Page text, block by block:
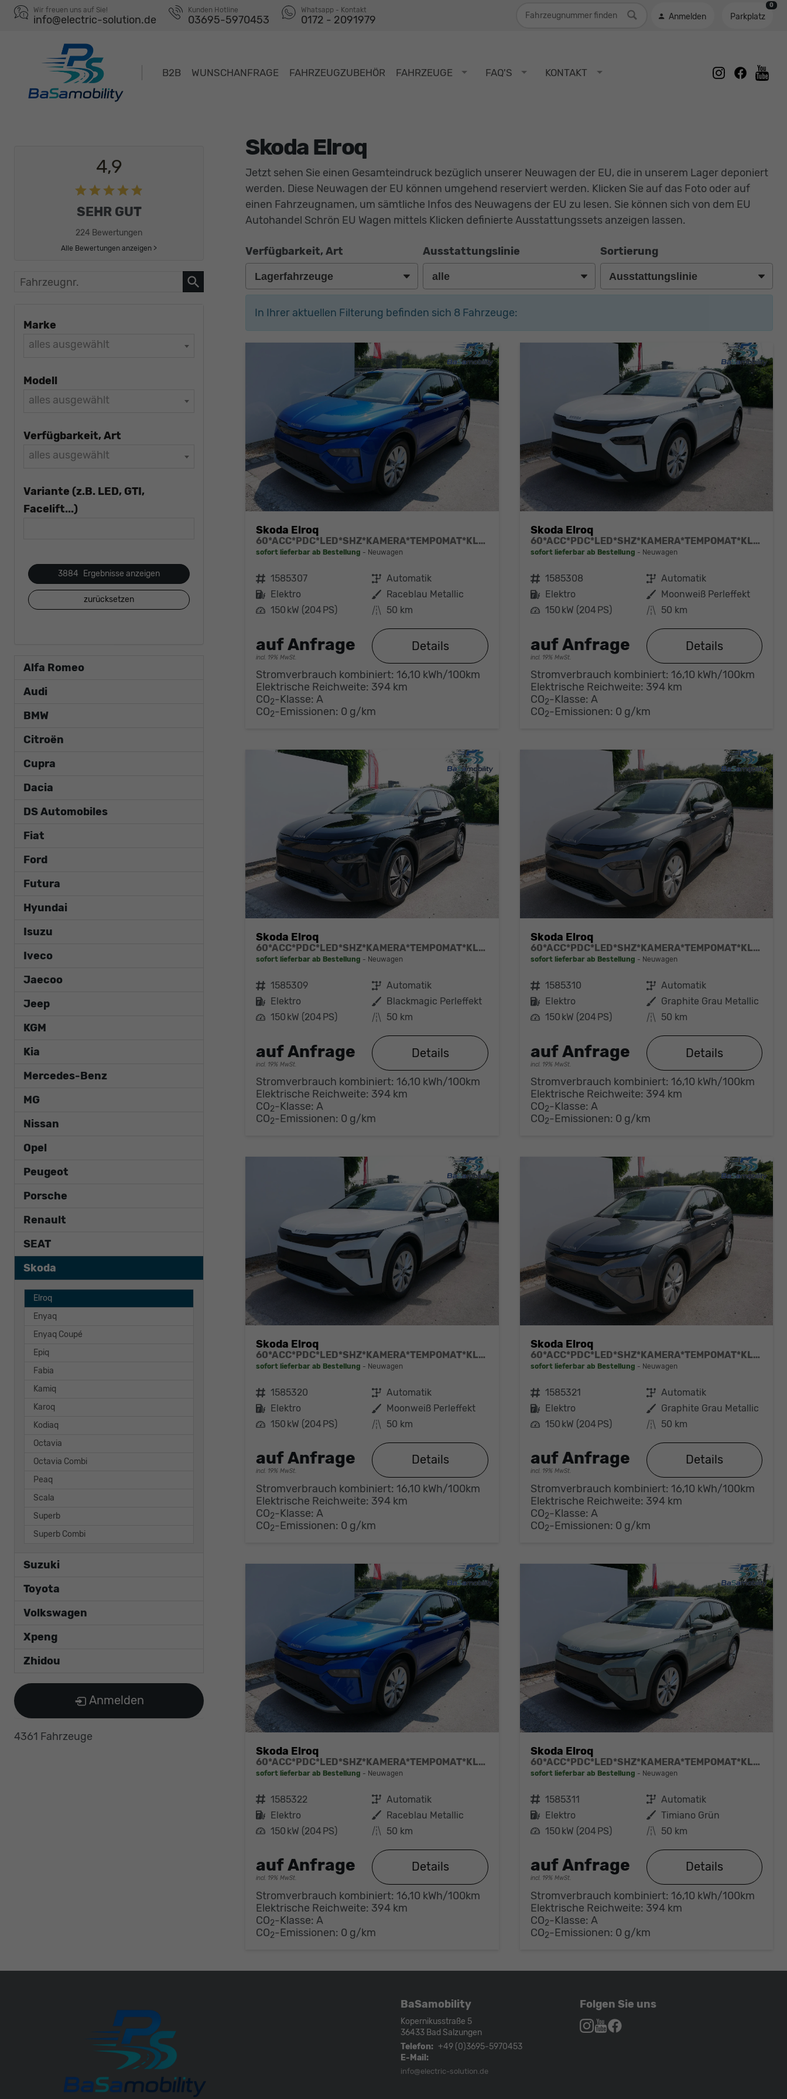
Wir freuen uns auf Sie!
info@electric-solution.de
Kunden Hotline
03695-5970453
Whatsapp - Kontakt
0172 - 2091979 Anmelden Parkplatz
0
B2B WUNSCHANFRAGE FAHRZEUGZUBEHÖR FAHRZEUGE FAQ'S KONTAKT instagram
facebook
Skoda Elroq
Jetzt sehen Sie einen Gesamteindruck bezüglich unserer Neuwagen der EU, die in unserem Lager deponiert
werden. Diese Neuwagen der EU können umgehend reserviert werden. Klicken Sie auf das Foto oder auf
einen Fahrzeugnamen, um sämtliche Infos des Neuwagens der EU zu lesen. Sie können sich von dem EU
Autohandel Schrön EU Wagen mittels Klicken definierte Ausstattungssets anzeigen lassen.
Verfügbarkeit, Art Ausstattungslinie Sortierung
In Ihrer aktuellen Filterung befinden sich 8 Fahrzeuge:
Skoda Elroq
60*ACC*PDC*LED*SHZ*KAMERA*TEMPOMAT*KLIMA*SMARTLINK*EL-HECKKLAPPE*19-ZOLL
sofort lieferbar ab Bestellung Neuwagen
Fahrzeugnr. 1585307 Getriebe Automatik
Kraftstoff
Elektro Außenfarbe
Raceblau Metallic
Leistung 150 kW (204 PS) Kilometerstand 50 km
auf Anfrage
incl. 19% MwSt.
Details
Stromverbrauch kombiniert: 16,10 kWh/100km
Elektrische Reichweite: 394 km
CO2-Klasse: A
CO2-Emissionen: 0 g/km
Skoda Elroq
60*ACC*PDC*LED*SHZ*KAMERA*TEMPOMAT*KLIMA*SMARTLINK*EL-HECKKLAPPE*19-ZOLL
sofort lieferbar ab Bestellung Neuwagen
Fahrzeugnr. 1585308 Getriebe Automatik
Kraftstoff
Elektro Außenfarbe
Moonweiß Perleffekt
Leistung 150 kW (204 PS) Kilometerstand 50 km
auf Anfrage
incl. 19% MwSt.
Details
Stromverbrauch kombiniert: 16,10 kWh/100km
Elektrische Reichweite: 394 km
CO2-Klasse: A
CO2-Emissionen: 0 g/km
Skoda Elroq
60*ACC*PDC*LED*SHZ*KAMERA*TEMPOMAT*KLIMA*SMARTLINK*EL-HECKKLAPPE*19-ZOLL
sofort lieferbar ab Bestellung Neuwagen
Fahrzeugnr. 1585309 Getriebe Automatik
Kraftstoff
Elektro Außenfarbe
Blackmagic Perleffekt
Leistung 150 kW (204 PS) Kilometerstand 50 km
auf Anfrage
incl. 19% MwSt.
Details
Stromverbrauch kombiniert: 16,10 kWh/100km
Elektrische Reichweite: 394 km
CO2-Klasse: A
CO2-Emissionen: 0 g/km
Skoda Elroq
60*ACC*PDC*LED*SHZ*KAMERA*TEMPOMAT*KLIMA*SMARTLINK*EL-HECKKLAPPE*19-ZOLL
sofort lieferbar ab Bestellung Neuwagen
Fahrzeugnr. 1585310 Getriebe Automatik
Kraftstoff
Elektro Außenfarbe Graphite Grau Metallic
Leistung 150 kW (204 PS) Kilometerstand 50 km
auf Anfrage
incl. 19% MwSt.
Details
Stromverbrauch kombiniert: 16,10 kWh/100km
Elektrische Reichweite: 394 km
CO2-Klasse: A
CO2-Emissionen: 0 g/km
Skoda Elroq
60*ACC*PDC*LED*SHZ*KAMERA*TEMPOMAT*KLIMA*SMARTLINK*EL-HECKKLAPPE*19-ZOLL
sofort lieferbar ab Bestellung Neuwagen
Fahrzeugnr. 1585320 Getriebe Automatik
Kraftstoff Elektro Außenfarbe Moonweiß Perleffekt
Leistung 150 kW (204 PS) Kilometerstand 50 km
auf Anfrage
incl. 19% MwSt.
Details
Stromverbrauch kombiniert: 16,10 kWh/100km
Elektrische Reichweite: 394 km
CO2-Klasse: A
CO2-Emissionen: 0 g/km
Skoda Elroq
60*ACC*PDC*LED*SHZ*KAMERA*TEMPOMAT*KLIMA*SMARTLINK*EL-HECKKLAPPE*19-ZOLL
sofort lieferbar ab Bestellung Neuwagen
Fahrzeugnr. 1585321 Getriebe Automatik
Kraftstoff Elektro Außenfarbe Graphite Grau Metallic
Leistung 150 kW (204 PS) Kilometerstand 50 km
auf Anfrage
incl. 19% MwSt.
Details
Stromverbrauch kombiniert: 16,10 kWh/100km
Elektrische Reichweite: 394 km
CO2-Klasse: A
CO2-Emissionen: 0 g/km
Skoda Elroq
60*ACC*PDC*LED*SHZ*KAMERA*TEMPOMAT*KLIMA*SMARTLINK*EL-HECKKLAPPE*19-ZOLL
sofort lieferbar ab Bestellung Neuwagen
Fahrzeugnr. 1585322 Getriebe Automatik
Kraftstoff Elektro Außenfarbe Raceblau Metallic
Leistung 150 kW (204 PS) Kilometerstand 50 km
auf Anfrage
incl. 19% MwSt.
Details
Stromverbrauch kombiniert: 16,10 kWh/100km
Elektrische Reichweite: 394 km
CO2-Klasse: A
CO2-Emissionen: 0 g/km
Skoda Elroq
60*ACC*PDC*LED*SHZ*KAMERA*TEMPOMAT*KLIMA*SMARTLINK*EL-HECKKLAPPE*19-ZOLL
sofort lieferbar ab Bestellung Neuwagen
Fahrzeugnr. 1585311 Getriebe Automatik
Kraftstoff Elektro Außenfarbe Timiano Grün
Leistung 150 kW (204 PS) Kilometerstand 50 km
auf Anfrage
incl. 19% MwSt.
Details
Stromverbrauch kombiniert: 16,10 kWh/100km
Elektrische Reichweite: 394 km
CO2-Klasse: A
CO2-Emissionen: 0 g/km
4,9
SEHR GUT
224 Bewertungen
Alle Bewertungen anzeigen >
Fahrzeugnr.
Marke
alles ausgewählt
Modell
alles ausgewählt
Verfügbarkeit, Art
alles ausgewählt
Variante (z.B. LED, GTI,
Facelift...)
3884 Ergebnisse anzeigen
zurücksetzen
Alfa Romeo
Audi
BMW
Citroën
Cupra
Dacia
DS Automobiles
Fiat
Ford
Futura
Hyundai
Isuzu
Iveco
Jaecoo
Jeep
KGM
Kia
Mercedes-Benz
MG
Nissan
Opel
Peugeot
Porsche
Renault
SEAT
Skoda
Elroq
Enyaq
Enyaq Coupé
Epiq
Fabia
Kamiq
Karoq
Kodiaq
Octavia
Octavia Combi
Peaq
Scala
Superb
Superb Combi
Suzuki
Toyota
Volkswagen
Xpeng
Zhidou
Anmelden
4361 Fahrzeuge
BaSamobility
Kopernikusstraße 5
36433 Bad Salzungen
Telefon: +49 (0)3695-5970453
E-Mail:
info@electric-solution.de
Folgen Sie uns
Autohaus
Autohaus